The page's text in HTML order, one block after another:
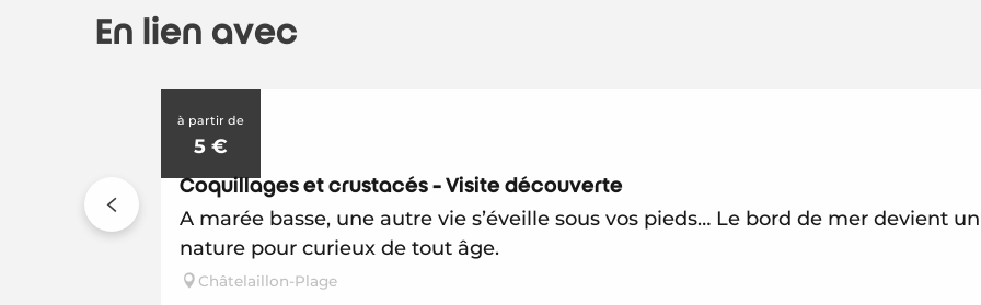
En lien avec
à partir de
5 €
4
AOÛT
Coquillages et crustacés - Visite découverte
A marée basse, une autre vie s’éveille sous vos pieds… Le bord de mer devient
nature pour curieux de tout âge.
Châtelaillon-Plage